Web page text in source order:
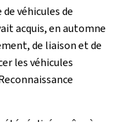
véhicules de
acquis, en automne
de liaison et de
les véhicules